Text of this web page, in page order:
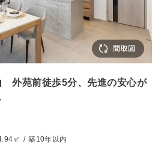
外苑前徒歩5分、先進の安心が
㎡ / 築10年以内